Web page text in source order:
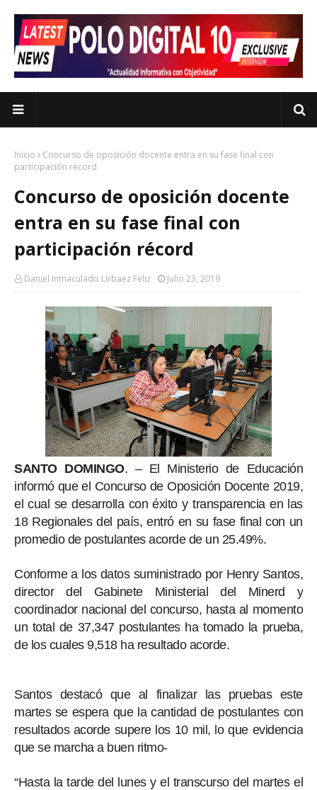
Inicio
Concurso de oposición docente entra en su fase final con
participación récord
Concurso de oposición docente
entra en su fase final con
participación récord
Daniel Inmaculado Urbaez Feliz Julio 23, 2019
SANTO DOMINGO. – El Ministerio de Educación
informó que el Concurso de Oposición Docente 2019,
el cual se desarrolla con éxito y transparencia en las
18 Regionales del país, entró en su fase final con un
promedio de postulantes acorde de un 25.49%.
Conforme a los datos suministrado por Henry Santos,
director del Gabinete Ministerial del Minerd y
coordinador nacional del concurso, hasta al momento
un total de 37,347 postulantes ha tomado la prueba,
de los cuales 9,518 ha resultado acorde.
Santos destacó que al finalizar las pruebas este
martes se espera que la cantidad de postulantes con
resultados acorde supere los 10 mil, lo que evidencia
que se marcha a buen ritmo-
“Hasta la tarde del lunes y el transcurso del martes el